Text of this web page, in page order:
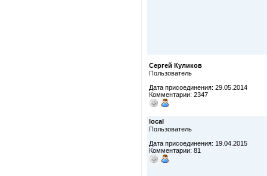
Сергей Куликов
Пользователь
Дата присоединения: 29.05.2014
Комментарии: 2347
local
Пользователь
Дата присоединения: 19.04.2015
Комментарии: 81